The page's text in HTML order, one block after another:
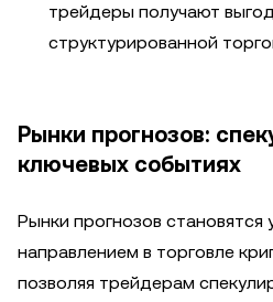
трейдеры получают
структурированной
Рынки прогнозов:
ключевых событиях
Рынки прогнозов становятся
направлением в торговле
позволяя трейдерам